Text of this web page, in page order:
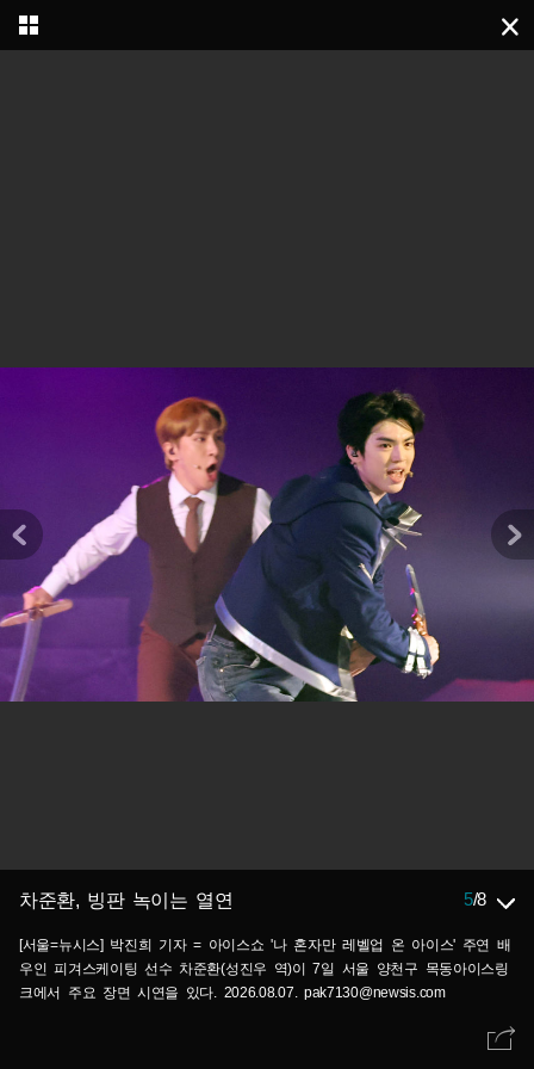
차준환, 빙판 녹이는 열연 5/8
[서울=뉴시스] 박진희 기자 = 아이스쇼 '나 혼자만 레벨업 온 아이스' 주연 배
우인 피겨스케이팅 선수 차준환(성진우 역)이 7일 서울 양천구 목동아이스링
크에서 주요 장면 시연을 있다. 2026.08.07. pak7130@newsis.com